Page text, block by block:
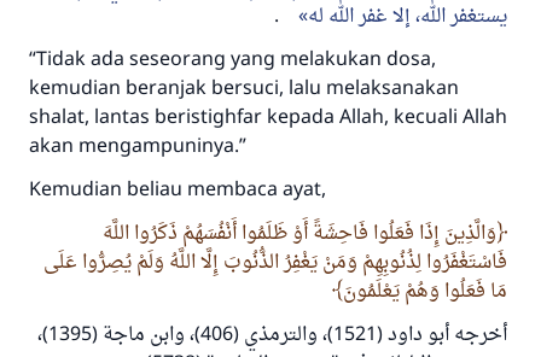
يستغفر الله، إلا غفر الله له
.
“Tidak ada seseorang yang melakukan dosa,
kemudian beranjak bersuci, lalu melaksanakan
shalat, lantas beristighfar kepada Allah, kecuali Allah
akan mengampuninya.”
Kemudian beliau membaca ayat,
وَالَّذِينَ إِذَا فَعَلُوا فَاحِشَةً أَوْ ظَلَمُوا أَنْفُسَهُمْ ذَكَرُوا اللَّهَ
فَاسْتَغْفَرُوا لِذُنُوبِهِمْ وَمَنْ يَغْفِرُ الذُّنُوبَ إِلَّا اللَّهُ وَلَمْ يُصِرُّوا عَلَى
مَا فَعَلُوا وَهُمْ يَعْلَمُونَ
أخرجه أبو داود (1521)، والترمذي (406)، وابن ماجة (1395)،